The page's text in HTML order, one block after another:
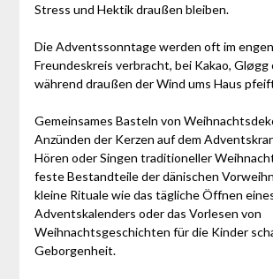
Stress und Hektik draußen bleiben.
Die Adventssonntage werden oft im
Freundeskreis verbracht, bei Kakao, Gløgg
während draußen der Wind ums Haus
Gemeinsames Basteln von
Anzünden der Kerzen auf dem
Hören oder Singen traditioneller
feste Bestandteile der dänischen
kleine Rituale wie das tägliche Öffnen
Adventskalenders oder das Vorlesen von
Weihnachtsgeschichten für die Kinder
Geborgenheit.